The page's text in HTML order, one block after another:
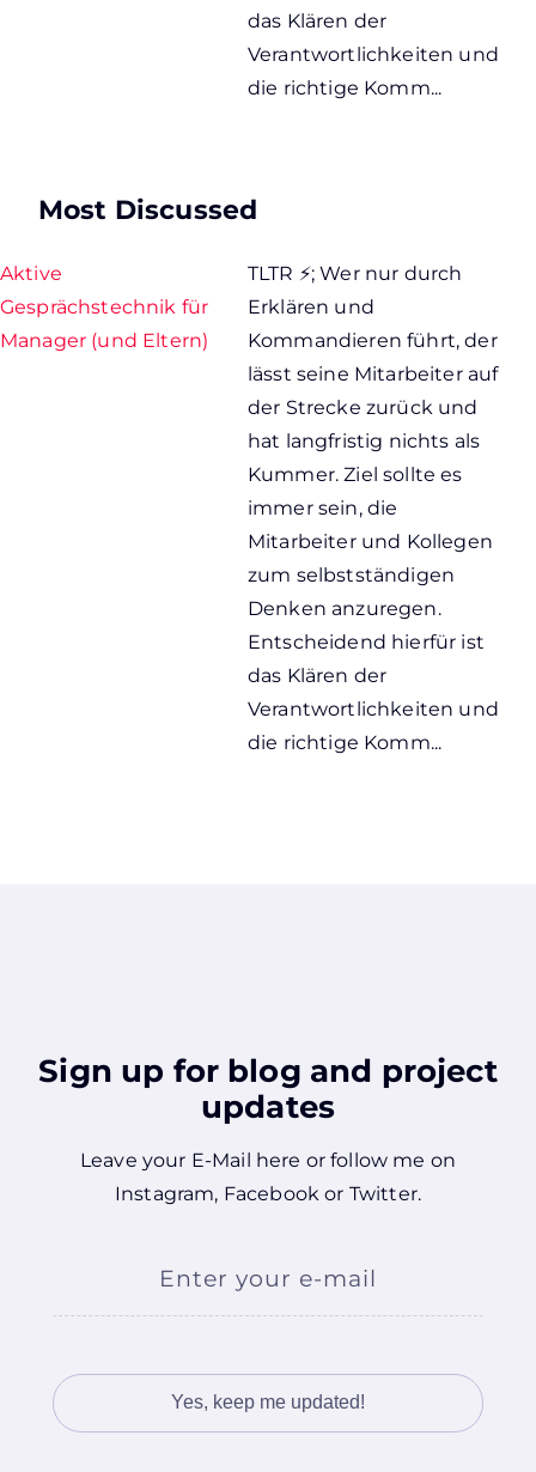
das Klären der
Verantwortlichkeiten und
die richtige Komm...
Most Discussed
Aktive
Gesprächstechnik für
Manager (und Eltern)
TLTR ⚡; Wer nur durch
Erklären und
Kommandieren führt, der
lässt seine Mitarbeiter auf
der Strecke zurück und
hat langfristig nichts als
Kummer. Ziel sollte es
immer sein, die
Mitarbeiter und Kollegen
zum selbstständigen
Denken anzuregen.
Entscheidend hierfür ist
das Klären der
Verantwortlichkeiten und
die richtige Komm...
Sign up for blog and project
updates
Leave your E-Mail here or follow me on
Instagram, Facebook or Twitter.
Enter your e-mail